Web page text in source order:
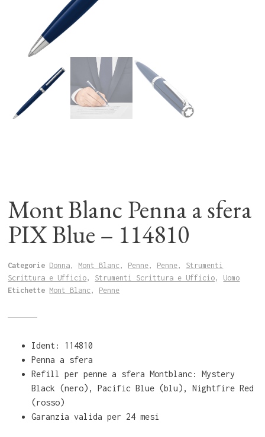
Mont Blanc Penna a sfera
PIX Blue – 114810
Categorie Donna, Mont Blanc, Penne, Penne, Strumenti
Scrittura e Ufficio, Strumenti Scrittura e Ufficio, Uomo
Etichette Mont Blanc, Penne
Ident: 114810
Penna a sfera
Refill per penne a sfera Montblanc: Mystery
Black (nero), Pacific Blue (blu), Nightfire Red
(rosso)
Garanzia valida per 24 mesi